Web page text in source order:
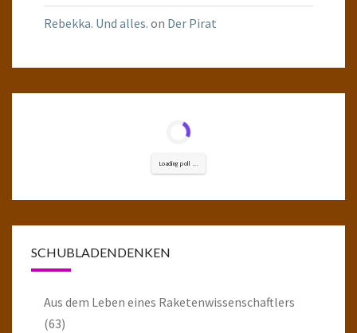
Rebekka. Und alles. on Der Pirat
Loading poll ...
SCHUBLADENDENKEN
Aus dem Leben eines Raketenwissenschaftlers
(63)